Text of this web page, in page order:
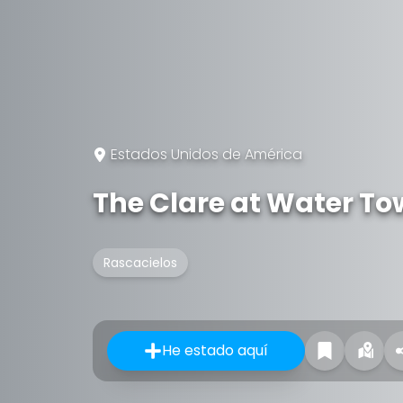
Estados Unidos de América
The Clare at Water
Rascacielos
He estado aquí